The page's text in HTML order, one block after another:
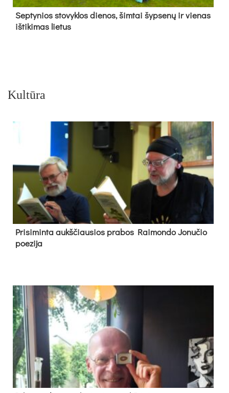
Sep­ty­nios sto­vyk­los die­nos, šim­tai šyp­se­nų ir vie­nas
iš­ti­ki­mas lie­tus
Kultūra
Pri­si­min­ta aukš­čiau­sios pra­bos Rai­mon­do Jo­nu­čio
poe­zi­ja